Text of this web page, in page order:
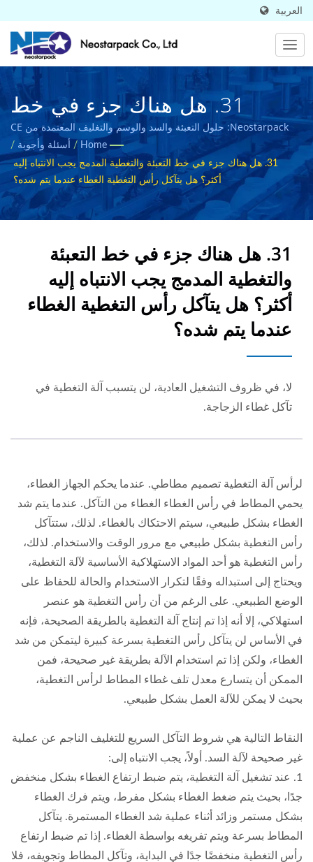
العربية
31. هل هناك جزء في خط
التعبئة والسد الصغيرة يجب أن
يولى اهتمامًا أكبر؟ هل يتآكل
رأس السد عندما يتم شده؟ |
الشركة المصنعة لمعدات التعبئة
الصناعية عالية الجودة |
Neostarpack Co., Ltd.
Neostarpack: حلول التعبئة والسد والوسم والتغليف المعتمدة من CE
لصناعات المواد الغذائية والأدوية.
Home
/ أسئلة وأجوبة /
31. هل هناك جزء في خط التعبئة والتغطية المدمج يجب الانتباه إليه
أكثر؟ هل يتآكل رأس التغطية الغطاء عندما يتم شده؟
31. هل هناك جزء في خط التعبئة
والتغطية المدمج يجب الانتباه إليه
أكثر؟ هل يتآكل رأس التغطية الغطاء
عندما يتم شده؟
لا، في ظروف التشغيل العادية، لن يتسبب آلة التغطية في
تآكل غطاء الزجاجة.
لرأس آلة التغطية تصميم مطاطي. عندما يحكم الجهاز الغطاء،
يحمي المطاط في رأس الغطاء الغطاء من التآكل. عندما يتم شد
الغطاء بشكل طبيعي، سيتم الاحتكاك بالغطاء. لذلك، ستتآكل
رأس التغطية بشكل طبيعي مع مرور الوقت والاستخدام. لذلك،
رأس التغطية هو أحد المواد الاستهلاكية الأساسية لآلة التغطية،
ويحتاج إلى استبداله وفقًا لتكرار الاستخدام والحالة للحفاظ على
الوضع الطبيعي. على الرغم من أن رأس التغطية هو عنصر
استهلاكي، إلا أنه إذا تم إنتاج آلة التغطية بالطريقة الصحيحة، فإنه
في الأساس لن يتآكل رأس التغطية بسرعة كبيرة ليتمكن من شد
الغطاء، ولكن إذا تم استخدام الآلة بطريقة غير صحيحة، فمن
الممكن أن يتسارع معدل تلف غطاء المطاط لرأس التغطية،
بحيث لا يمكن للآلة العمل بشكل طبيعي.
النقاط التالية هي شروط التآكل السريع للتغليف الناجم عن عملية
غير صحيحة لآلة السد. أولاً، يجب الانتباه إلى:
1. عند تشغيل آلة التغطية، يتم ضبط ارتفاع الغطاء بشكل منخفض
جدًا، بحيث يتم ضغط الغطاء بشكل مفرط، ويتم فرك الغطاء
بشكل مستمر وزائد أثناء عملية شد الغطاء المستمرة. يتآكل
المطاط بسرعة ويتم تفريغه بواسطة الغطاء. إذا تم ضبط ارتفاع
رأس التغطية منخفضًا جدًا في البداية، وتآكل المطاط وتجويفه، فلا